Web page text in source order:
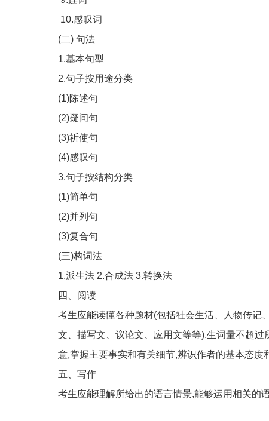
10.感叹词
(二) 句法
1.基本句型
2.句子按用途分类
(1)陈述句
(2)疑问句
(3)祈使句
(4)感叹句
3.句子按结构分类
(1)简单句
(2)并列句
(3)复合句
(三)构词法
1.派生法 2.合成法 3.转换法
四、阅读
考生应能读懂各种题材(包括社会生活、人物传记
文、描写文、议论文、应用文等等),生词量不超
意,掌握主要事实和有关细节,辨识作者的基本态度
五、写作
考生应能理解所给出的语言情景,能够运用相关的